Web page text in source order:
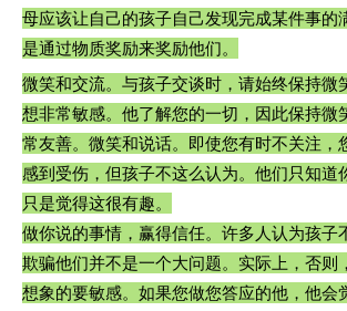
母应该让自己的孩子自己发现完成某件事的
是通过物质奖励来奖励他们。
微笑和交流。与孩子交谈时，请始终保持微
想非常敏感。他了解您的一切，因此保持微
常友善。微笑和说话。即使您有时不关注，
感到受伤，但孩子不这么认为。他们只知道
只是觉得这很有趣。
做你说的事情，赢得信任。许多人认为孩子
欺骗他们并不是一个大问题。实际上，否则
想象的要敏感。如果您做您答应的他，他会